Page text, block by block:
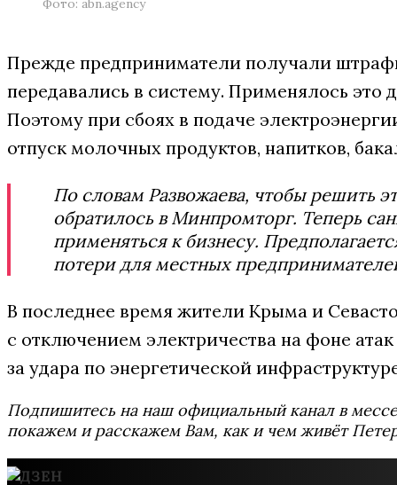
Фото: abn.agency
Прежде предприниматели получали
передавались в систему. Применялось это
Поэтому при сбоях в подаче
отпуск молочных продуктов, напитков,
По словам Развожаева, чтобы решить
обратилось в Минпромторг. Теперь
применяться к бизнесу.
потери для местных
В последнее время жители Крыма и
с отключением электричества на фоне
за удара по энергетической
Подпишитесь на наш официальный канал в
покажем и расскажем Вам, как и чем живёт